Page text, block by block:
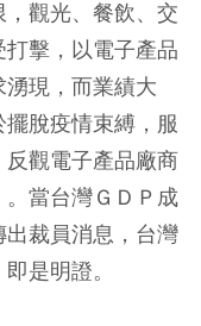
觀光、餐飲、交
擊，以電子產品
現，而業績大
脫疫情束縛，服
觀電子產品廠商
當台灣ＧＤＰ成
裁員消息，台灣
是明證。